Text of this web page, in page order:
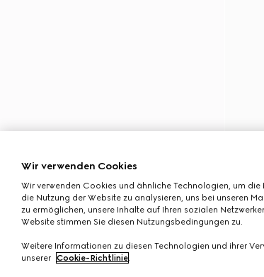
Wir verwenden Cookies
Wir verwenden Cookies und ähnliche Technologien, um
die Nutzung der Website zu analysieren, uns bei unseren
zu ermöglichen, unsere Inhalte auf Ihren sozialen
Website stimmen Sie diesen Nutzungsbedingungen zu.
Weitere Informationen zu diesen Technologien und ihrer
unserer Cookie-Richtlinie.